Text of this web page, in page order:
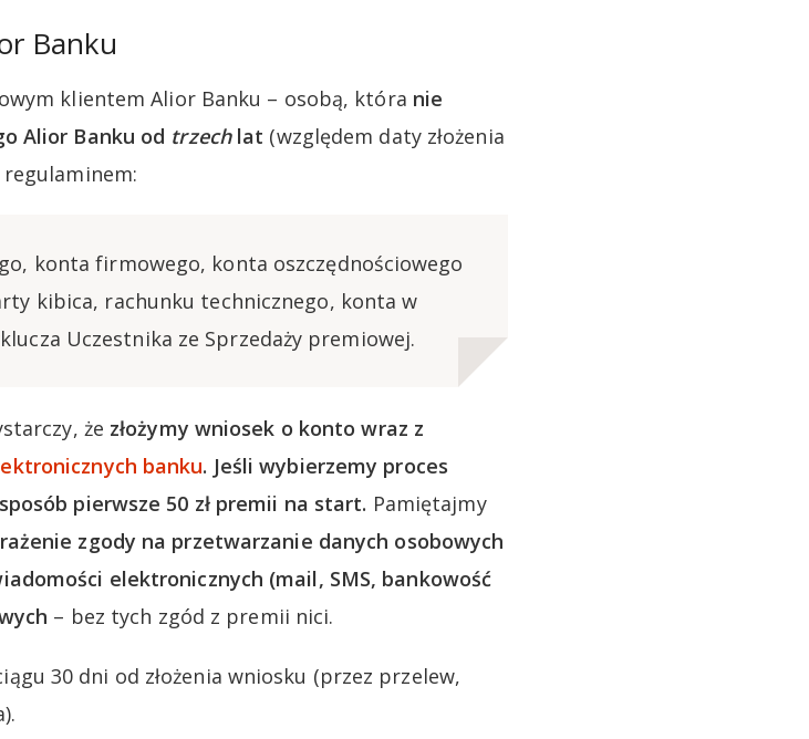
Banku
klientem Alior Banku – osobą, która nie
Alior Banku od trzechlat (względem daty złożenia
konta firmowego, konta oszczędnościowego
kibica, rachunku technicznego, konta w
Uczestnika ze Sprzedaży premiowej.
że złożymy wniosek o konto wraz z
banku. Jeśli wybierzemy proces
pierwsze 50 zł premii na start. Pamiętajmy
zgody na przetwarzanie danych osobowych
elektronicznych (mail, SMS, bankowość
– bez tych zgód z premii nici.
30 dni od złożenia wniosku (przez przelew,